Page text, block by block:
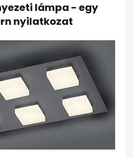
lámpa - egy
nyilatkozat